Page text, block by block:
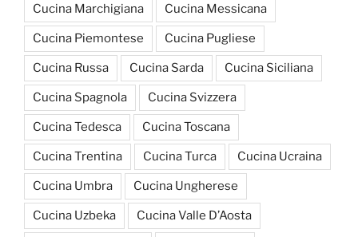
Cucina Marchigiana Cucina Messicana
Cucina Piemontese Cucina Pugliese
Cucina Russa Cucina Sarda Cucina Siciliana
Cucina Spagnola Cucina Svizzera
Cucina Tedesca Cucina Toscana
Cucina Trentina Cucina Turca Cucina Ucraina
Cucina Umbra Cucina Ungherese
Cucina Uzbeka Cucina Valle D’Aosta